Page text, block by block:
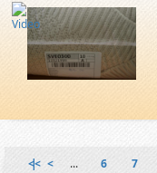
|<< < ... 6 7